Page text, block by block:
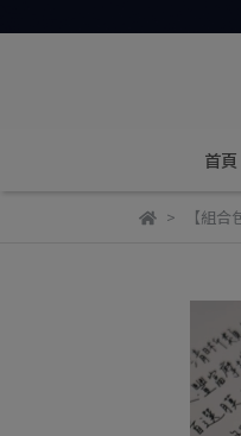
首頁
【組